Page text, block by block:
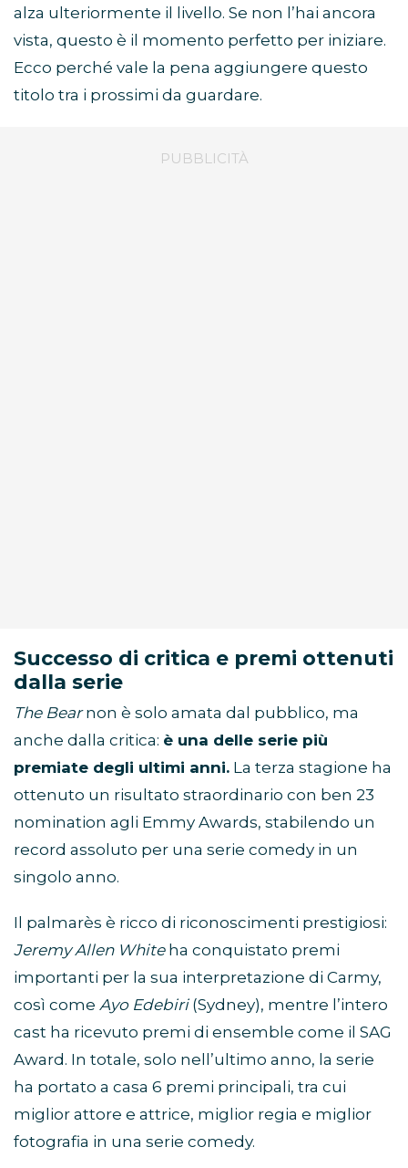
alza ulteriormente il livello. Se non l’hai ancora
vista, questo è il momento perfetto per iniziare.
Ecco perché vale la pena aggiungere questo
titolo tra i prossimi da guardare.
Successo di critica e premi ottenuti
dalla serie
The Bearnon è solo amata dal pubblico, ma
anche dalla critica: è una delle serie più
premiate degli ultimi anni. La terza stagione ha
ottenuto un risultato straordinario con ben 23
nomination agli Emmy Awards, stabilendo un
record assoluto per una serie comedy in un
singolo anno.
Il palmarès è ricco di riconoscimenti prestigiosi:
Jeremy Allen Whiteha conquistato premi
importanti per la sua interpretazione di Carmy,
così come Ayo Edebiri(Sydney), mentre l’intero
cast ha ricevuto premi di ensemble come il SAG
Award. In totale, solo nell’ultimo anno, la serie
ha portato a casa 6 premi principali, tra cui
miglior attore e attrice, miglior regia e miglior
fotografia in una serie comedy.